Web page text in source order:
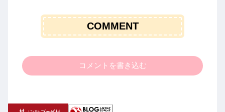
COMMENT
コメントを書き込む